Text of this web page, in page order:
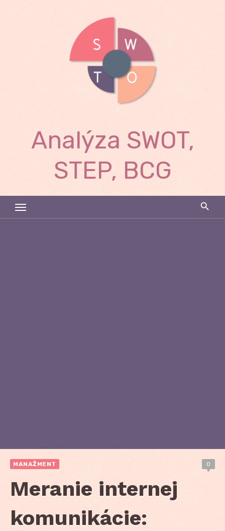
Analýza SWOT,
STEP, BCG
MANAŽMENT 0
Meranie internej
komunikácie: